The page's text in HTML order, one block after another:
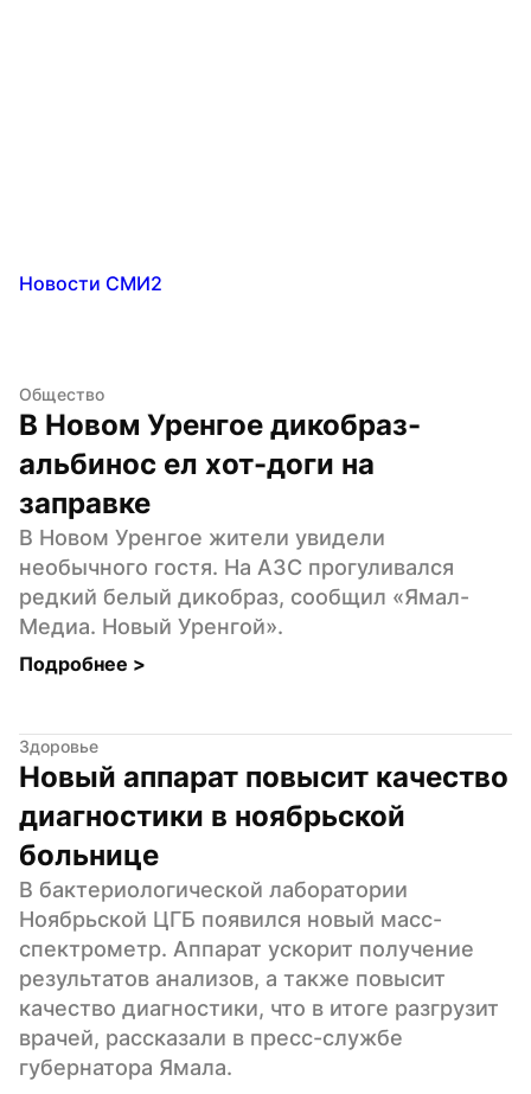
Новости СМИ2
Общество
В Новом Уренгое дикобраз-
альбинос ел хот-доги на
заправке
В Новом Уренгое жители увидели
необычного гостя. На АЗС прогуливался
редкий белый дикобраз, сообщил «Ямал-
Медиа. Новый Уренгой».
Подробнее >
Здоровье
Новый аппарат повысит качество
диагностики в ноябрьской
больнице
В бактериологической лаборатории
Ноябрьской ЦГБ появился новый масс-
спектрометр. Аппарат ускорит получение
результатов анализов, а также повысит
качество диагностики, что в итоге разгрузит
врачей, рассказали в пресс-службе
губернатора Ямала.